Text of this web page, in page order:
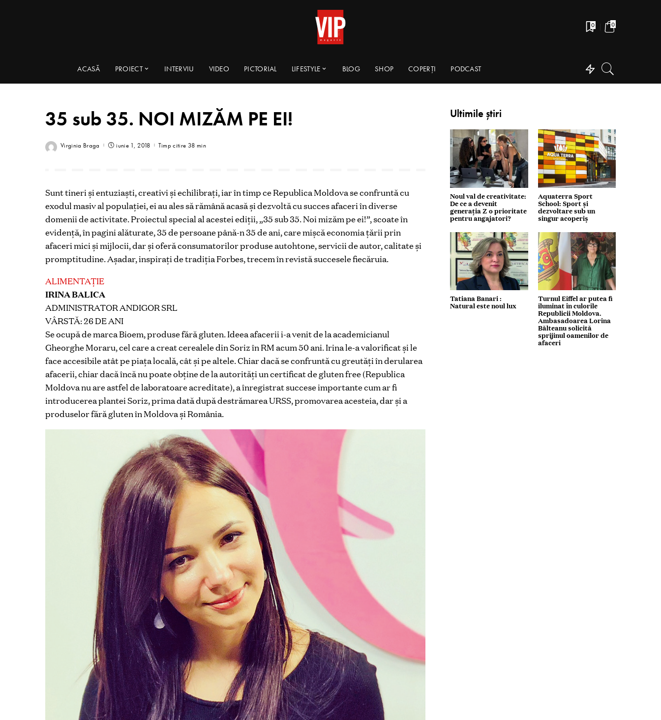
0 0
ACASĂ PROIECT INTERVIU VIDEO PICTORIAL LIFESTYLE BLOG SHOP COPERȚI PODCAST
35 sub 35. NOI MIZĂM PE EI!
Virginia Braga iunie 1, 2018 Timp citire 38 min
Sunt tineri și entuziaști, creativi și echilibrați, iar în timp ce Republica Moldova se confruntă cu
exodul masiv al populaţiei, ei au ales să rămână acasă și dezvoltă cu succes afaceri în diverse
domenii de activitate. Proiectul special al acestei ediții, „35 sub 35. Noi mizăm pe ei!”, scoate în
evidență, în pagini alăturate, 35 de persoane până-n 35 de ani, care mișcă economia țării prin
afaceri mici și mijlocii, dar și oferă consumatorilor produse autohtone, servicii de autor, calitate și
promptitudine. Așadar, inspirați de tradiția Forbes, trecem în revistă succesele fiecăruia.
ALIMENTAȚIE
IRINA BALICA
ADMINISTRATOR ANDIGOR SRL
VÂRSTĂ: 26 DE ANI
Se ocupă de marca Bioem, produse fără gluten. Ideea afacerii i-a venit de la academicianul
Gheorghe Moraru, cel care a creat cerealele din Soriz în RM acum 50 ani. Irina le-a valorificat și le
face accesibile atât pe piața locală, cât și pe altele. Chiar dacă se confruntă cu greutăți în derularea
afacerii, chiar dacă încă nu poate obține de la autorități un certificat de gluten free (Republica
Moldova nu are astfel de laboratoare acreditate), a înregistrat succese importante cum ar fi
introducerea plantei Soriz, prima dată după destrămarea URSS, promovarea acesteia, dar și a
produselor fără gluten în Moldova și România.
Ultimile știri
Noul val de creativitate:
De ce a devenit
generația Z o prioritate
pentru angajatori?
Aquaterra Sport
School: Sport și
dezvoltare sub un
singur acoperiș
Tatiana Banari :
Natural este noul lux
Turnul Eiffel ar putea fi
iluminat în culorile
Republicii Moldova.
Ambasadoarea Lorina
Bălteanu solicită
sprijinul oamenilor de
afaceri